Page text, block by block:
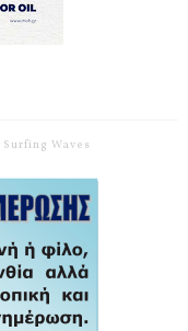
Surfing Waves